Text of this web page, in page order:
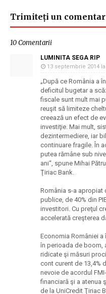
Trimiteți un
10 Comentarii
LUMINITA SEGA RIP
13 septembrie 2014 la
„După ce România a
deficitul bugetar a
fiscale sunt mult mai
reuşit să limiteze
creează un efect de
investiţie. Mai mult,
dezintermediere, iar
continuare fragile. În
putea rămâne sub
ani“, spune Mihai
Ţiriac Bank.
România s-a apropiat
publice, de 40% din
investitori. Cu preţul
accelerată creşterea
Economia României
în perioada de boom,
ridicate şi măsuri
cont curent de 13,4%
nevoie de acor­dul
financiară şi a atenua
de la UniCredit Ţiriac